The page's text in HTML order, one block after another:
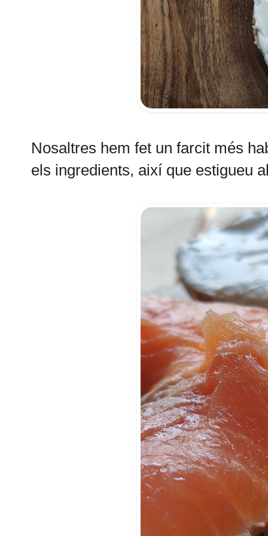
Nosaltres hem fet un farcit més
els ingredients, així que estigueu